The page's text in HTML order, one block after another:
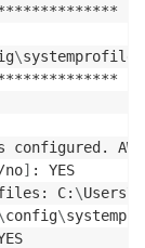
\systemprofile
configured.
no] : YES
C: \Users
config\